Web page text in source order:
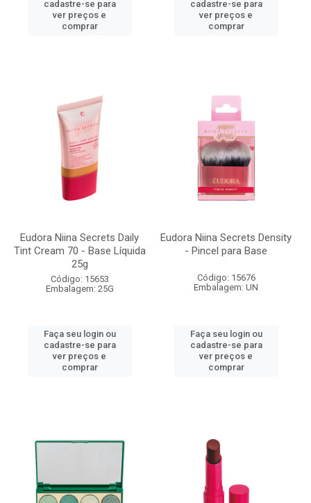
cadastre-se para
ver preços e
comprar
cadastre-se para
ver preços e
comprar
Eudora Niina Secrets Daily
Tint Cream 70 - Base Líquida
25g
Código: 15653
Embalagem: 25G
Faça seu login ou
cadastre-se para
ver preços e
comprar
Eudora Niina Secrets Density
- Pincel para Base
Código: 15676
Embalagem: UN
Faça seu login ou
cadastre-se para
ver preços e
comprar